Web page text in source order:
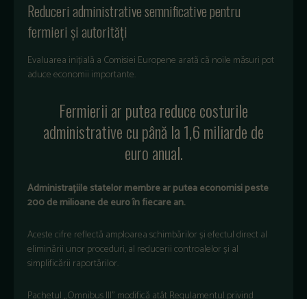
Reduceri administrative semnificative pentru
fermieri și autorități
Evaluarea inițială a Comisiei Europene arată că noile măsuri pot
aduce economii importante.
Fermierii ar putea reduce costurile
administrative cu până la 1,6 miliarde de
euro anual.
Administrațiile statelor membre ar putea economisi peste
200 de milioane de euro în fiecare an.
Aceste cifre reflectă amploarea schimbărilor și efectul direct al
eliminării unor proceduri, al reducerii controalelor și al
simplificării raportărilor.